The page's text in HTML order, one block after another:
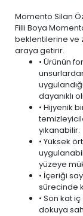
Momento Silan
Filli Boya
beklentilerine ve
araya getirir.
• Ürünün
dayanıklı
• Hijyenik
yıkanabilir.
• Yüksek
yüzeye
• İçeriği
sürecinde
• Son kat
dokuya